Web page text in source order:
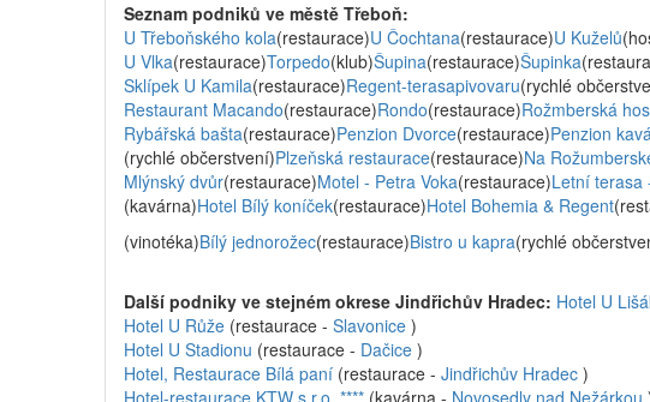
Seznam podniků ve městě Třeboň:
U Třeboňského kola(restaurace)U Čochtana(restaurace)U Kuželů
U Vlka(restaurace)Torpedo(klub)Šupina(restaurace)Šupinka
Sklípek U Kamila(restaurace)Regent-terasapivovaru(rychlé
Restaurant Macando(restaurace)Rondo(restaurace)Rožmberská
Rybářská bašta(restaurace)Penzion Dvorce(restaurace)Penzion
(rychlé občerstvení)Plzeňská restaurace(restaurace)Na
Mlýnský dvůr(restaurace)Motel - Petra Voka(restaurace)Letní terasa
(kavárna)Hotel Bílý koníček(restaurace)Hotel Bohemia & Regent
(vinotéka)Bílý jednorožec(restaurace)Bistro u kapra(rychlé
Další podniky ve stejném okrese Jindřichův Hradec: Hotel U
Hotel U Růže (restaurace - Slavonice )
Hotel U Stadionu (restaurace - Dačice )
Hotel, Restaurace Bílá paní (restaurace - Jindřichův Hradec )
Hotel-restaurace KTW s.r.o. **** (kavárna - Novosedly nad Nežárkou